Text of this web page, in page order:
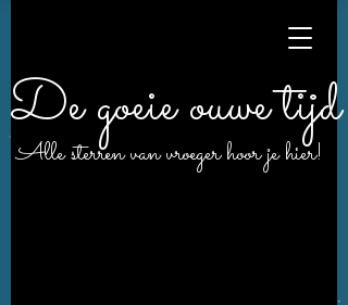
De goeie ouwe tijd
Alle sterren van vroeger hoor je hier!